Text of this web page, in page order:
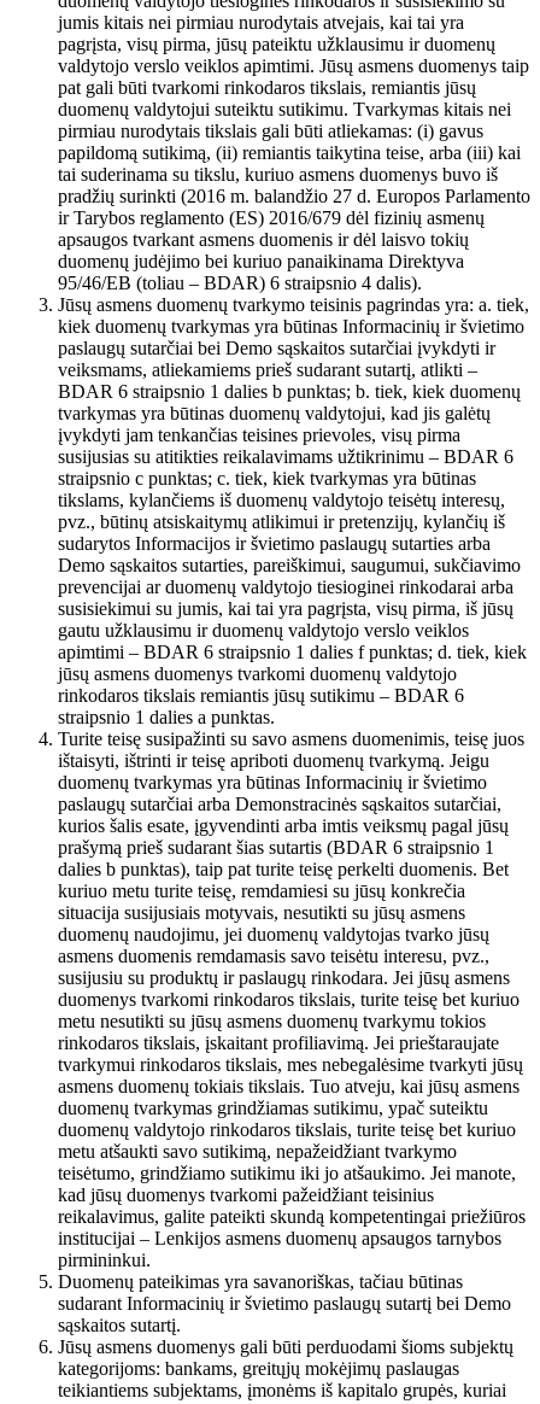
jumis kitais nei pirmiau nurodytais atvejais, kai tai yra
pagrįsta, visų pirma, jūsų pateiktu užklausimu ir duomenų
valdytojo verslo veiklos apimtimi. Jūsų asmens duomenys taip
pat gali būti tvarkomi rinkodaros tikslais, remiantis jūsų
duomenų valdytojui suteiktu sutikimu. Tvarkymas kitais nei
pirmiau nurodytais tikslais gali būti atliekamas: (i) gavus
papildomą sutikimą, (ii) remiantis taikytina teise, arba (iii) kai
tai suderinama su tikslu, kuriuo asmens duomenys buvo iš
pradžių surinkti (2016 m. balandžio 27 d. Europos Parlamento
ir Tarybos reglamento (ES) 2016/679 dėl fizinių asmenų
apsaugos tvarkant asmens duomenis ir dėl laisvo tokių
duomenų judėjimo bei kuriuo panaikinama Direktyva
95/46/EB (toliau – BDAR) 6 straipsnio 4 dalis).
Jūsų asmens duomenų tvarkymo teisinis pagrindas yra: a. tiek,
kiek duomenų tvarkymas yra būtinas Informacinių ir švietimo
paslaugų sutarčiai bei Demo sąskaitos sutarčiai įvykdyti ir
veiksmams, atliekamiems prieš sudarant sutartį, atlikti –
BDAR 6 straipsnio 1 dalies b punktas; b. tiek, kiek duomenų
tvarkymas yra būtinas duomenų valdytojui, kad jis galėtų
įvykdyti jam tenkančias teisines prievoles, visų pirma
susijusias su atitikties reikalavimams užtikrinimu – BDAR 6
straipsnio c punktas; c. tiek, kiek tvarkymas yra būtinas
tikslams, kylančiems iš duomenų valdytojo teisėtų interesų,
pvz., būtinų atsiskaitymų atlikimui ir pretenzijų, kylančių iš
sudarytos Informacijos ir švietimo paslaugų sutarties arba
Demo sąskaitos sutarties, pareiškimui, saugumui, sukčiavimo
prevencijai ar duomenų valdytojo tiesioginei rinkodarai arba
susisiekimui su jumis, kai tai yra pagrįsta, visų pirma, iš jūsų
gautu užklausimu ir duomenų valdytojo verslo veiklos
apimtimi – BDAR 6 straipsnio 1 dalies f punktas; d. tiek, kiek
jūsų asmens duomenys tvarkomi duomenų valdytojo
rinkodaros tikslais remiantis jūsų sutikimu – BDAR 6
straipsnio 1 dalies a punktas.
Turite teisę susipažinti su savo asmens duomenimis, teisę juos
ištaisyti, ištrinti ir teisę apriboti duomenų tvarkymą. Jeigu
duomenų tvarkymas yra būtinas Informacinių ir švietimo
paslaugų sutarčiai arba Demonstracinės sąskaitos sutarčiai,
kurios šalis esate, įgyvendinti arba imtis veiksmų pagal jūsų
prašymą prieš sudarant šias sutartis (BDAR 6 straipsnio 1
dalies b punktas), taip pat turite teisę perkelti duomenis. Bet
kuriuo metu turite teisę, remdamiesi su jūsų konkrečia
situacija susijusiais motyvais, nesutikti su jūsų asmens
duomenų naudojimu, jei duomenų valdytojas tvarko jūsų
asmens duomenis remdamasis savo teisėtu interesu, pvz.,
susijusiu su produktų ir paslaugų rinkodara. Jei jūsų asmens
duomenys tvarkomi rinkodaros tikslais, turite teisę bet kuriuo
metu nesutikti su jūsų asmens duomenų tvarkymu tokios
rinkodaros tikslais, įskaitant profiliavimą. Jei prieštaraujate
tvarkymui rinkodaros tikslais, mes nebegalėsime tvarkyti jūsų
asmens duomenų tokiais tikslais. Tuo atveju, kai jūsų asmens
duomenų tvarkymas grindžiamas sutikimu, ypač suteiktu
duomenų valdytojo rinkodaros tikslais, turite teisę bet kuriuo
metu atšaukti savo sutikimą, nepažeidžiant tvarkymo
teisėtumo, grindžiamo sutikimu iki jo atšaukimo. Jei manote,
kad jūsų duomenys tvarkomi pažeidžiant teisinius
reikalavimus, galite pateikti skundą kompetentingai priežiūros
institucijai – Lenkijos asmens duomenų apsaugos tarnybos
pirmininkui.
Duomenų pateikimas yra savanoriškas, tačiau būtinas
sudarant Informacinių ir švietimo paslaugų sutartį bei Demo
sąskaitos sutartį.
Jūsų asmens duomenys gali būti perduodami šioms subjektų
kategorijoms: bankams, greitųjų mokėjimų paslaugas
teikiantiems subjektams, įmonėms iš kapitalo grupės, kuriai